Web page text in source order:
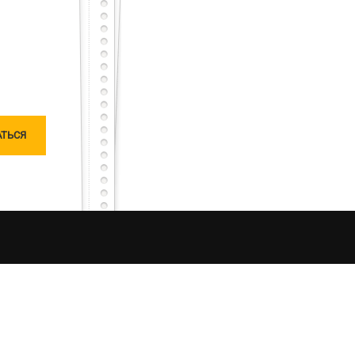
тест с первого раза – будет тебе честь
но не останешься наедине, мы исправим